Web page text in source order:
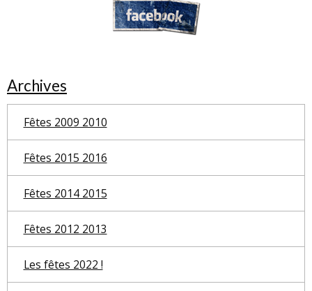
Archives
Fêtes 2009 2010
Fêtes 2015 2016
Fêtes 2014 2015
Fêtes 2012 2013
Les fêtes 2022 !